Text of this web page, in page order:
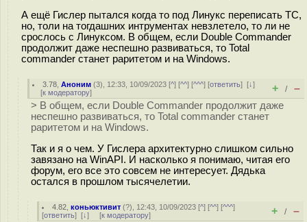
А ещё Гислер пытался когда то под Линукс переписать TC,
но, толи на тогдашних интрументах невзлетело, то ли не
срослось с Линуксом. В общем, если Double Commander
продолжит даже неспешно развиваться, то Total
commander станет раритетом и на Windows.
3.78 ,Аноним (3), 12:33, 10/09/2023 [^] [^^] [^^^] [ответить][↓]
[к модератору] + / –
> В общем, если Double Commander продолжит даже
неспешно развиваться, то Total commander станет
раритетом и на Windows.
Так и я о чем. У Гислера архитектурно слишком сильно
завязано на WinAPI. И насколько я понимаю, читая его
форум, его все это совсем не интересует. Дядька
остался в прошлом тысячелетии.
4.82 ,коньюктивит (?), 12:43, 10/09/2023 [^] [^^] [^^^]
[ответить] [↓] [к модератору] + / –